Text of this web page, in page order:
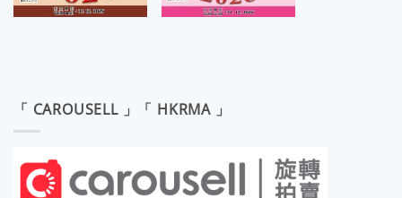
「 CAROUSELL 」「 HKRMA 」